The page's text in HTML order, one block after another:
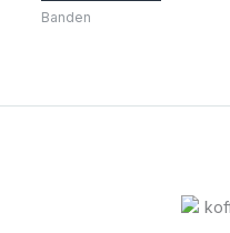
Banden